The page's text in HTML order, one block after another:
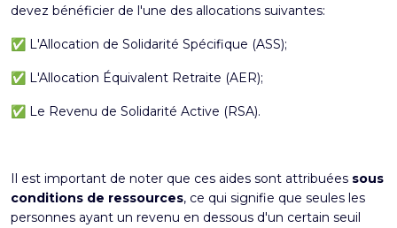
devez bénéficier de l'une des allocations suivantes:
✅ L'Allocation de Solidarité Spécifique (ASS);
✅ L'Allocation Équivalent Retraite (AER);
✅ Le Revenu de Solidarité Active (RSA).
Il est important de noter que ces aides sont attribuées sous
conditions de ressources, ce qui signifie que seules les
personnes ayant un revenu en dessous d'un certain seuil